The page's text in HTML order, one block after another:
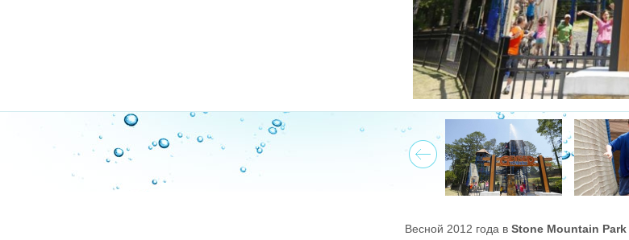
Prev
Весной 2012 года в Stone Mountain Park